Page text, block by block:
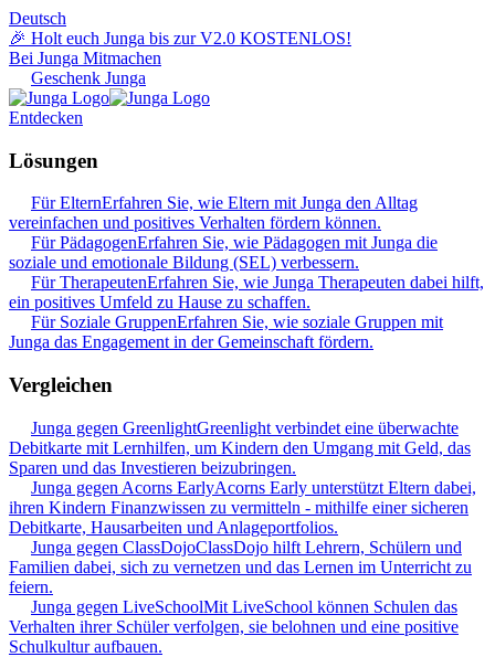
Deutsch
🎉 Holt euch Junga bis zur V2.0 KOSTENLOS!
Bei Junga Mitmachen
Geschenk Junga
Entdecken
Lösungen
Für ElternErfahren Sie, wie Eltern mit Junga den Alltag
vereinfachen und positives Verhalten fördern können.
Für PädagogenErfahren Sie, wie Pädagogen mit Junga die
soziale und emotionale Bildung (SEL) verbessern.
Für TherapeutenErfahren Sie, wie Junga Therapeuten dabei hilft,
ein positives Umfeld zu Hause zu schaffen.
Für Soziale GruppenErfahren Sie, wie soziale Gruppen mit
Junga das Engagement in der Gemeinschaft fördern.
Vergleichen
Junga gegen GreenlightGreenlight verbindet eine überwachte
Debitkarte mit Lernhilfen, um Kindern den Umgang mit Geld, das
Sparen und das Investieren beizubringen.
Junga gegen Acorns EarlyAcorns Early unterstützt Eltern dabei,
ihren Kindern Finanzwissen zu vermitteln - mithilfe einer sicheren
Debitkarte, Hausarbeiten und Anlageportfolios.
Junga gegen ClassDojoClassDojo hilft Lehrern, Schülern und
Familien dabei, sich zu vernetzen und das Lernen im Unterricht zu
feiern.
Junga gegen LiveSchoolMit LiveSchool können Schulen das
Verhalten ihrer Schüler verfolgen, sie belohnen und eine positive
Schulkultur aufbauen.